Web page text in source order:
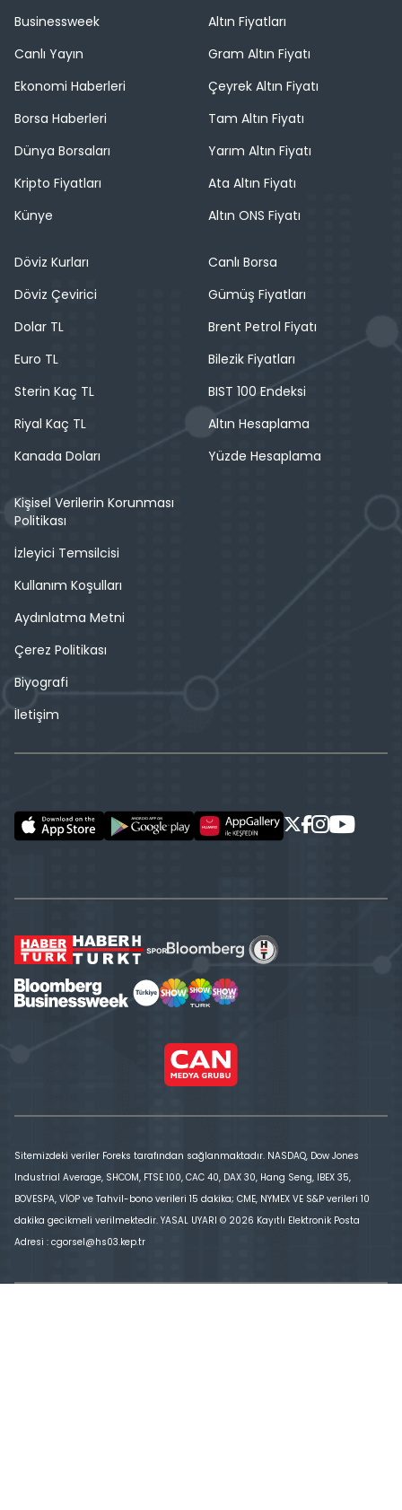
Businessweek
Canlı Yayın
Ekonomi Haberleri
Borsa Haberleri
Dünya Borsaları
Kripto Fiyatları
Künye
Altın Fiyatları
Gram Altın Fiyatı
Çeyrek Altın Fiyatı
Tam Altın Fiyatı
Yarım Altın Fiyatı
Ata Altın Fiyatı
Altın ONS Fiyatı
Döviz Kurları
Döviz Çevirici
Dolar TL
Euro TL
Sterin Kaç TL
Riyal Kaç TL
Kanada Doları
Canlı Borsa
Gümüş Fiyatları
Brent Petrol Fiyatı
Bilezik Fiyatları
BIST 100 Endeksi
Altın Hesaplama
Yüzde Hesaplama
Kişisel Verilerin Korunması
Politikası
İzleyici Temsilcisi
Kullanım Koşulları
Aydınlatma Metni
Çerez Politikası
Biyografi
İletişim
Sitemizdeki veriler Foreks tarafından sağlanmaktadır. NASDAQ, Dow Jones
Industrial Average, SHCOM, FTSE 100, CAC 40, DAX 30, Hang Seng, IBEX 35,
BOVESPA, VİOP ve Tahvil-bono verileri 15 dakika; CME, NYMEX VE S&P verileri 10
dakika gecikmeli verilmektedir. YASAL UYARI © 2026 Kayıtlı Elektronik Posta
Adresi : cgorsel@hs03.kep.tr